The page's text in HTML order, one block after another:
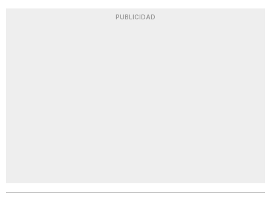
PUBLICIDAD